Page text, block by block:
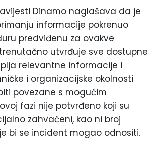
Dinamo naglašava da je
informacije pokrenuo
predviđenu za ovakve
utvrđuje sve dostupne
relevantne informacije i
i organizacijske okolnosti
povezane s mogućim
fazi nije potvrđeno koji su
zahvaćeni, kao ni broj
bi se incident mogao odnositi.